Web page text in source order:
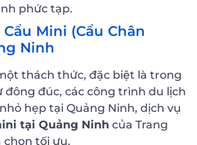
phức tạp.
Cẩu Mini (Cẩu Chân
Ninh
thách thức, đặc biệt là trong
đông đúc, các công trình du lịch
hẹp tại Quảng Ninh, dịch vụ
tại Quảng Ninh của Trang
chọn tối ưu.